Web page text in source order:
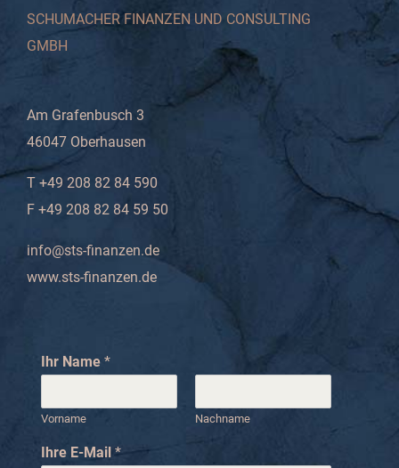
SCHUMACHER FINANZEN UND CONSULTING
GMBH
Am Grafenbusch 3
46047 Oberhausen
T +49 208 82 84 590
F +49 208 82 84 59 50
info@sts-finanzen.de
www.sts-finanzen.de
Ihr Name *
Vorname Nachname
Ihre E-Mail *